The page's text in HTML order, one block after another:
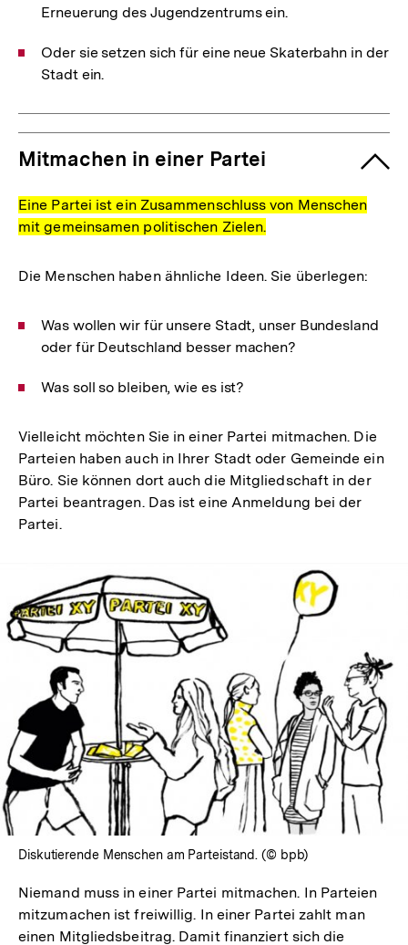
Erneuerung des Jugendzentrums ein.
Oder sie setzen sich für eine neue Skaterbahn in der
Stadt ein.
Mitmachen in einer Partei
Eine Partei ist ein Zusammenschluss von Menschen
mit gemeinsamen politischen Zielen.
Die Menschen haben ähnliche Ideen. Sie überlegen:
Was wollen wir für unsere Stadt, unser Bundesland
oder für Deutschland besser machen?
Was soll so bleiben, wie es ist?
Vielleicht möchten Sie in einer Partei mitmachen. Die
Parteien haben auch in Ihrer Stadt oder Gemeinde ein
Büro. Sie können dort auch die Mitgliedschaft in der
Partei beantragen. Das ist eine Anmeldung bei der
Partei.
In
Lightbox
öffnen
Diskutierende Menschen am Parteistand. (© bpb)
Niemand muss in einer Partei mitmachen. In Parteien
mitzumachen ist freiwillig. In einer Partei zahlt man
einen Mitgliedsbeitrag. Damit finanziert sich die